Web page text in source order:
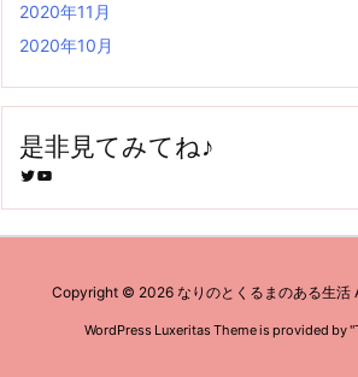
2020年11月
2020年10月
是非見てみてね♪
Twitter YouTube
Copyright © 2026 なりのとくるまのある生活
WordPress Luxeritas Theme is provided by "